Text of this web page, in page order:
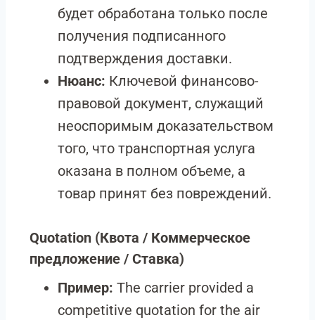
будет обработана только после
получения подписанного
подтверждения доставки.
Нюанс: Ключевой финансово-
правовой документ, служащий
неоспоримым доказательством
того, что транспортная услуга
оказана в полном объеме, а
товар принят без повреждений.
Quotation (Квота / Коммерческое
предложение / Ставка)
Пример: The carrier provided a
competitive quotation for the air